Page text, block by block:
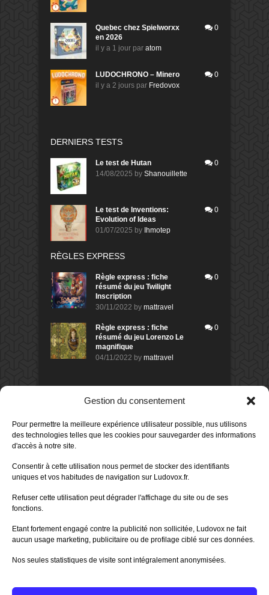
Gestion du consentement
Pour permettre la meilleure expérience utilisateur possible, nus utilisons
des technologies telles que les cookies pour sauvegarder des informations
d'accès à notre site.
Consentir à cette utilisation nous permet de stocker des identifiants
uniques et vos habitudes de navigation sur Ludovox.fr.
Refuser cette utilisation peut dégrader l'affichage du site ou de ses
fonctions.
Etant fortement engagé contre la publicité non sollicitée, Ludovox ne fait
aucun usage marketing, publicitaire ou de profilage ciblé sur ces données.
Nos seules statistiques de visite sont intégralement anonymisées.
Quebec chez Spielworxx
en 2026
il y a 1 jour par atom
0
LUDOCHRONO – Minero
il y a 2 jours par Fredovox
0
DERNIERS TESTS
Le test de Hutan
14/08/2025 by Shanouillette
0
Le test de Inventions:
Evolution of Ideas
01/07/2025 by Ihmotep
0
RÈGLES EXPRESS
Règle express : fiche
résumé du jeu Twilight
Inscription
30/11/2022 by mattravel
0
Règle express : fiche
résumé du jeu Lorenzo Le
magnifique
04/11/2022 by mattravel
0
DERNIERS AVIS DES MEMBRES
Avis de morlockbob
Sur le jeu Collect!
il y a 1 jour
Avis demorlockbob
Sur le jeu Detective Box - Ciao
Publié leil y a 2 jours
80%
Sur le jeu Detective Box - Ciao
Bella